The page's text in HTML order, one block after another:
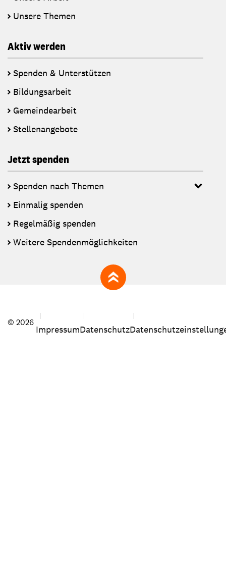
Unsere Themen
Aktiv werden
Spenden & Unterstützen
Bildungsarbeit
Gemeindearbeit
Stellenangebote
Jetzt spenden
Spenden nach Themen
Einmalig spenden
Regelmäßig spenden
Weitere Spendenmöglichkeiten
zum Seitenanfang
© 2026
ImpressumDatenschutz